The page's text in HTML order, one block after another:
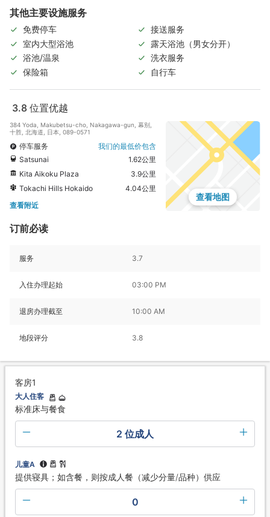
其他主要设施服务
免费停车
接送服务
室内大型浴池
露天浴池（男女分开）
浴池/温泉
洗衣服务
保险箱
自行车
3.8 位置优越
384 Yoda, Makubetsu-cho, Nakagawa-gun, 幕别,
十胜, 北海道, 日本, 089-0571
停车服务
我们的最低价包含
Satsunai
1.62公里
Kita Aikoku Plaza
3.9公里
Tokachi Hills Hokaido
4.04公里
查看附近
查看地图
订前必读
服务 3.7
入住办理起始 03:00 PM
退房办理截至 10:00 AM
地段评分 3.8
客房1
大人住客
标准床与餐食
2 位成人
儿童A
提供寝具；如含餐，则按成人餐（减少分量/品种）供应
0